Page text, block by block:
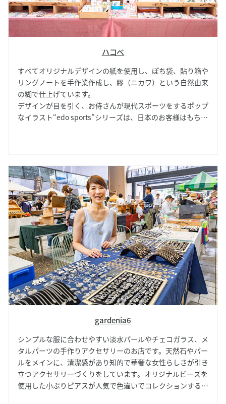
ハコベ
すべてオリジナルデザインの紙を使用し、ぽち袋、貼り箱や
リングノートを手作業作成し、膠（ニカワ）という自然由来
の糊で仕上げています。
デザインが目を引く、お侍さんが現代スポーツをするポップ
なイラスト“edo sports”シリーズは、日本のお客様はもちろ
gardenia6
シンプルな服に合わせやすい淡水パールやチェコガラス、メ
タルパーツの手作りアクセサリーのお店です。天然石やパー
ルをメインに、清潔感があり知的で華奢な女性らしさが引き
立つアクセサリーづくりをしています。オリジナルビーズを
使用した小ぶりピアスが人気で色違いでコレクションする方